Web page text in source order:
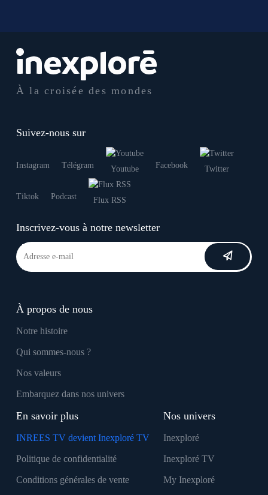
À la croisée des mondes
Suivez-nous sur
Instagram Télégram Youtube Facebook Twitter
Tiktok Podcast Flux RSS
Inscrivez-vous à notre newsletter
À propos de nous
Notre histoire
Qui sommes-nous ?
Nos valeurs
Embarquez dans nos univers
En savoir plus
INREES TV devient Inexploré TV
Politique de confidentialité
Conditions générales de vente
Nos univers
Inexploré
Inexploré TV
My Inexploré